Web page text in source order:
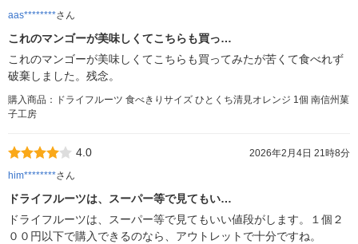
aas********さん
これのマンゴーが美味しくてこちらも買っ…
これのマンゴーが美味しくてこちらも買ってみたが苦くて食べれず
破棄しました。残念。
購入商品：ドライフルーツ 食べきりサイズ ひとくち清見オレンジ 1個 南信州菓
子工房
4.0
2026年2月4日 21時8分
him********さん
ドライフルーツは、スーパー等で見てもい…
ドライフルーツは、スーパー等で見てもいい値段がします。１個２
００円以下で購入できるのなら、アウトレットで十分ですね。